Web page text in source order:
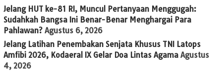
Jelang HUT ke-81 RI, Muncul Pertanyaan Menggugah:
Sudahkah Bangsa Ini Benar-Benar Menghargai Para
Pahlawan? Agustus 6, 2026
Jelang Latihan Penembakan Senjata Khusus TNI Latops
Amfibi 2026, Kodaeral IX Gelar Doa Lintas Agama Agustus
4, 2026